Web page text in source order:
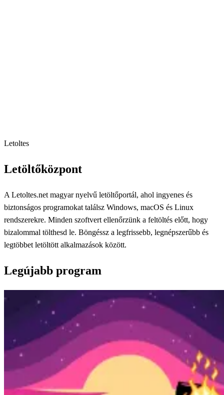
Letoltes
Letöltőközpont
A Letoltes.net magyar nyelvű letöltőportál, ahol ingyenes és
biztonságos programokat találsz Windows, macOS és Linux
rendszerekre. Minden szoftvert ellenőrzünk a feltöltés előtt, hogy
bizalommal tölthesd le. Böngéssz a legfrissebb, legnépszerűbb és
legtöbbet letöltött alkalmazások között.
Legújabb program